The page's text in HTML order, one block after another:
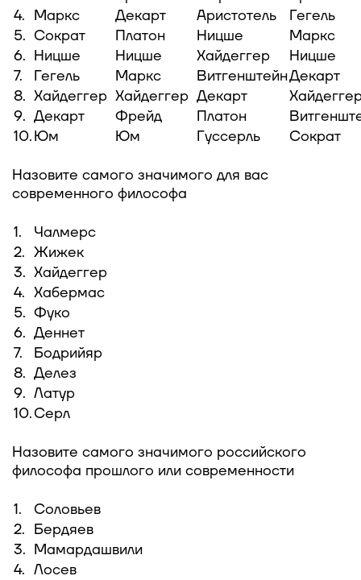
4. Маркс Декарт Аристотель
Гегель
5. Сократ Платон Ницше
Маркс
6. Ницше Ницше Хайдеггер
Ницше
7.
Гегель Маркс ВитгенштейнДекарт
8. Хайдеггер Хайдеггер Декарт
9. Декарт Фрейд Платон
10.Юм Юм Гуссерль Сократ
Назовите самого значимого для вас
современного философа
1.
Чалмерс
2. Жижек
3. Хайдеггер
4. Хабермас
5. Фуко
6. Деннет
7.
Бодрийяр
8. Делез
9. Латур
10.Серл
Назовите самого значимого российского
философа прошлого или современности
1.
Соловьев
2. Бердяев
3. Мамардашвили
4. Лосев